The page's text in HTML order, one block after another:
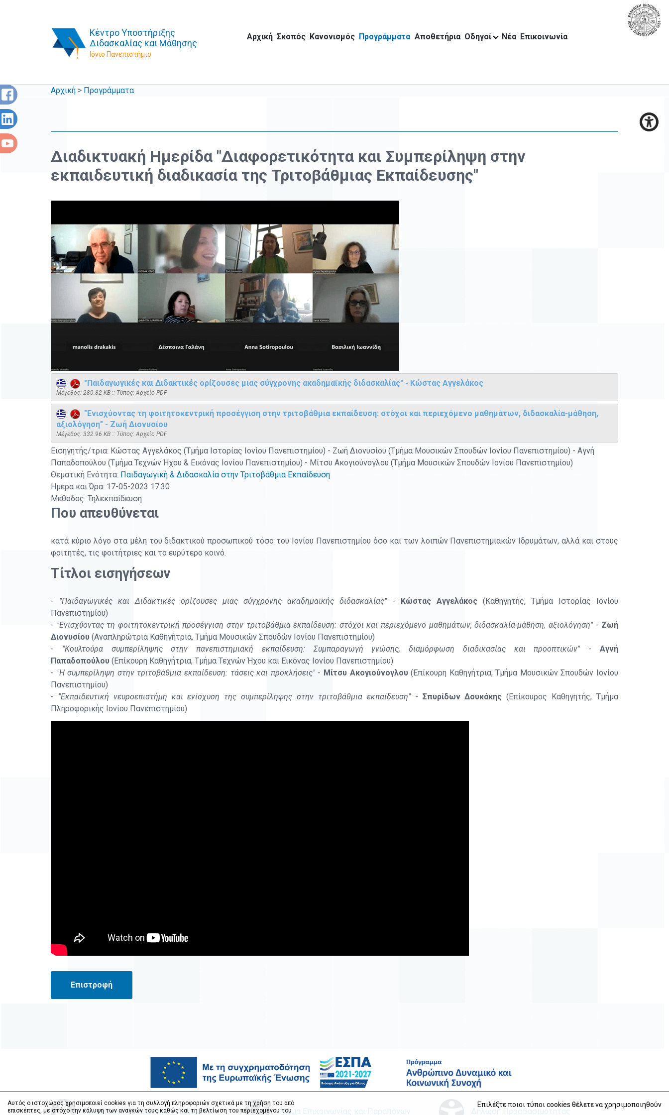
Κέντρο Υποστήριξης
Διδασκαλίας και Μάθησης
Ιόνιο Πανεπιστήμιο
Αρχική Σκοπός Κανονισμός Προγράμματα Αποθετήρια Οδηγοί Νέα Επικοινωνία
Αρχική > Προγράμματα
Διαδικτυακή Ημερίδα "Διαφορετικότητα και Συμπερίληψη στην
εκπαιδευτική διαδικασία της Τριτοβάθμιας Εκπαίδευσης"
"Παιδαγωγικές και Διδακτικές ορίζουσες μιας σύγχρονης ακαδημαϊκής διδασκαλίας" - Κώστας Αγγελάκος
Mέγεθος: 280.82 KB :: Τύπος: Αρχείο PDF
"Ενισχύοντας τη φοιτητοκεντρική προσέγγιση στην τριτοβάθμια εκπαίδευση: στόχοι και περιεχόμενο μαθημάτων, διδασκαλία-μάθηση,
αξιολόγηση" - Ζωή Διονυσίου
Mέγεθος: 332.96 KB :: Τύπος: Αρχείο PDF
Εισηγητής/τρια: Κώστας Αγγελάκος (Τμήμα Ιστορίας Ιονίου Πανεπιστημίου) - Ζωή Διονυσίου (Τμήμα Μουσικών Σπουδών Ιονίου Πανεπιστημίου) - Αγνή
Παπαδοπούλου (Τμήμα Τεχνών Ήχου & Εικόνας Ιονίου Πανεπιστημίου) - Μίτσυ Ακογιούνογλου (Τμήμα Μουσικών Σπουδών Ιονίου Πανεπιστημίου)
Θεματική Ενότητα: Παιδαγωγική & Διδασκαλία στην Τριτοβάθμια Εκπαίδευση
Ημέρα και Ώρα: 17-05-2023 17:30
Μέθοδος: Τηλεκπαίδευση
Που απευθύνεται
κατά κύριο λόγο στα μέλη του διδακτικού προσωπικού τόσο του Ιονίου Πανεπιστημίου όσο και των λοιπών Πανεπιστημιακών Ιδρυμάτων, αλλά και στους
φοιτητές, τις φοιτήτριες και το ευρύτερο κοινό.
Τίτλοι εισηγήσεων
- "Παιδαγωγικές και Διδακτικές ορίζουσες μιας σύγχρονης ακαδημαϊκής διδασκαλίας"- Κώστας Αγγελάκος (Καθηγητής, Τμήμα Ιστορίας Ιονίου
Πανεπιστημίου)
- "Ενισχύοντας τη φοιτητοκεντρική προσέγγιση στην τριτοβάθμια εκπαίδευση: στόχοι και περιεχόμενο μαθημάτων, διδασκαλία-μάθηση, αξιολόγηση"- Ζωή
Διονυσίου (Αναπληρώτρια Καθηγήτρια, Τμήμα Μουσικών Σπουδών Ιονίου Πανεπιστημίου)
- "Κουλτούρα συμπερίληψης στην πανεπιστημιακή εκπαίδευση: Συμπαραγωγή γνώσης, διαμόρφωση διαδικασίας και προοπτικών"-Αγνή
Παπαδοπούλου (Επίκουρη Καθηγήτρια, Τμήμα Τεχνών Ήχου και Εικόνας Ιονίου Πανεπιστημίου)
- "Η συμπερίληψη στην τριτοβάθμια εκπαίδευση: τάσεις και προκλήσεις"- Μίτσυ Ακογιούνογλου(Επίκουρη Καθηγήτρια, Τμήμα Μουσικών Σπουδών Ιονίου
Πανεπιστημίου)
- "Εκπαιδευτική νευροεπιστήμη και ενίσχυση της συμπερίληψης στην τριτοβάθμια εκπαίδευση"- Σπυρίδων Δουκάκης(Επίκουρος Καθηγητής, Τμήμα
Πληροφορικής Ιονίου Πανεπιστημίου)
Επιστροφή
Προστασία Προσωπικών Δεδομένων Φόρμα Επικοινωνίας και Παραπόνων Δήλωση Προσβασιμότητας
Αυτός ο ιστοχώρος χρησιμοποιεί cookies για τη συλλογή πληροφοριών σχετικά με τη χρήση του από
επισκέπτες, με στόχο την κάλυψη των αναγκών τους καθώς και τη βελτίωση του περιεχομένου του
Επιλέξτε ποιοι τύποι cookies θέλετε να χρησιμοποιηθούν